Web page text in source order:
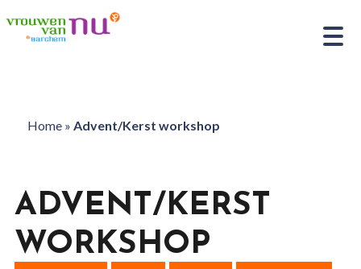
Home» Advent/Kerst workshop
ADVENT/KERST
WORKSHOP